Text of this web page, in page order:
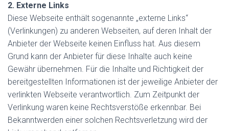
2. Externe Links
Diese Webseite enthält sogenannte „externe Links“
(Verlinkungen) zu anderen Webseiten, auf deren Inhalt der
Anbieter der Webseite keinen Einfluss hat. Aus diesem
Grund kann der Anbieter für diese Inhalte auch keine
Gewähr übernehmen. Für die Inhalte und Richtigkeit der
bereitgestellten Informationen ist der jeweilige Anbieter der
verlinkten Webseite verantwortlich. Zum Zeitpunkt der
Verlinkung waren keine Rechtsverstöße erkennbar. Bei
Bekanntwerden einer solchen Rechtsverletzung wird der